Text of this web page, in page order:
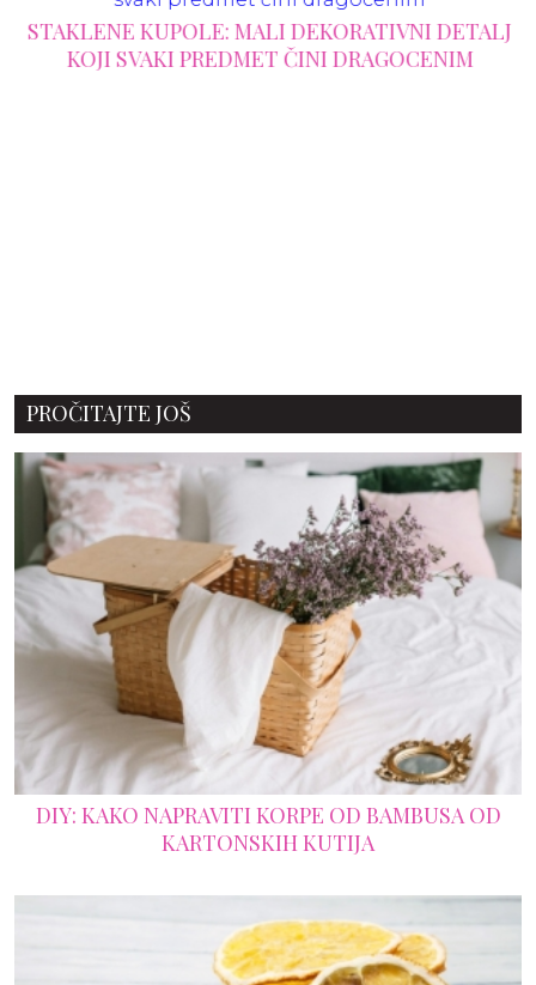
STAKLENE KUPOLE: MALI DEKORATIVNI DETALJ
KOJI SVAKI PREDMET ČINI DRAGOCENIM
PROČITAJTE JOŠ
DIY: KAKO NAPRAVITI KORPE OD BAMBUSA OD
KARTONSKIH KUTIJA